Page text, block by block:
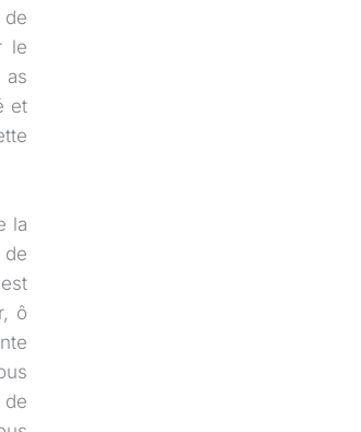
de
le
as
et
la
de
ô
de